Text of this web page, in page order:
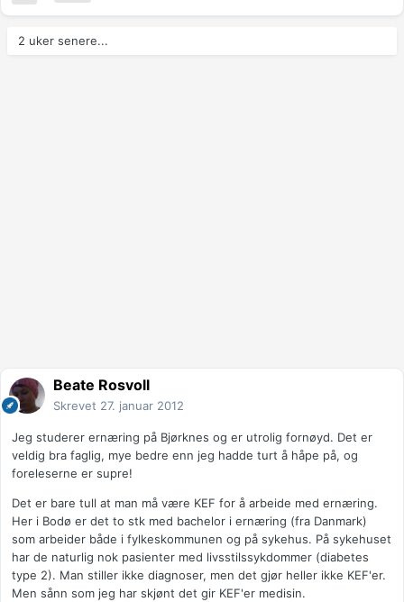
2 uker senere...
Beate Rosvoll
Skrevet 27. januar 2012
Jeg studerer ernæring på Bjørknes og er utrolig fornøyd. Det er
veldig bra faglig, mye bedre enn jeg hadde turt å håpe på, og
foreleserne er supre!
Det er bare tull at man må være KEF for å arbeide med ernæring.
Her i Bodø er det to stk med bachelor i ernæring (fra Danmark)
som arbeider både i fylkeskommunen og på sykehus. På sykehuset
har de naturlig nok pasienter med livsstilssykdommer (diabetes
type 2). Man stiller ikke diagnoser, men det gjør heller ikke KEF'er.
Men sånn som jeg har skjønt det gir KEF'er medisin.